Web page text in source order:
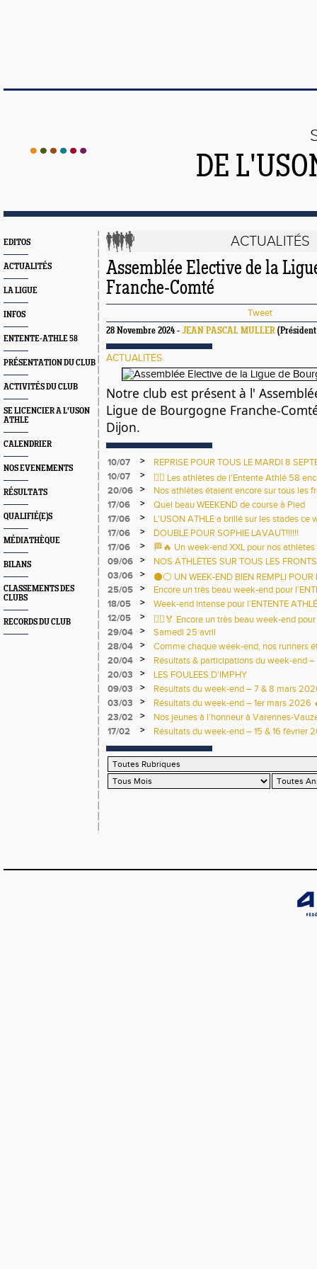
DE
EDITOS
ACTUALITÉS
LA LIGUE
INFOS
ENTENTE-ATHLE 58
PRÉSENTATION DU CLUB
ACTIVITÉS DU CLUB
SE LICENCIER A L'USON
ATHLE
CALENDRIER
NOS EVENEMENTS
RÉSULTATS
QUALIFIÉ(E)S
MÉDIATHÈQUE
BILANS
CLASSEMENTS DES
CLUBS
RECORDS DU CLUB
ACTUALITÉS
Assemblée Elective de la
Franche-Comté
Tweet
28 Novembre 2024 - JEAN PASCAL MULLER
ACTUALITES
Notre club est présent à l'
Ligue de Bourgogne Franche-
Dijon.
10/07 >
REPRISE POUR TOUS LE MARDI 8
LEO LAGRANGE.
10/07 >
🏃‍♀️ Les athlètes de l'Entente Athlé 58
terrains ce week-end ! 🏃‍♂️
20/06 >
Nos athlètes étaient encore sur tous les
la canicule ! 💙💛
17/06 >
Quel beau WEEKEND de course à Pied
17/06
>
L'USON ATHLE a brillé sur les stades ce
17/06
>
DOUBLE POUR SOPHIE LAVAUT!!!!!!
17/06
>
🏁🔥 Un week-end XXL pour nos
09/06
>
NOS ATHLÈTES SUR TOUS LES
03/06
>
⚫⚪ UN WEEK-END BIEN REMPLI POUR
25/05
>
Encore un très beau week-end pour
18/05
>
Week-end intense pour l’ENTENTE
12/05
>
🏃‍♂️🏅 Encore un très beau week-end
29/04
>
Samedi 25 avril
28/04
>
Comme chaque week-end, nos runners
20/04
>
Résultats & participations du week-end
20/03
>
LES FOULEES D'IMPHY
09/03
>
Résultats du week-end – 7 & 8 mars
03/03
>
Résultats du week-end – 1er mars 2026
23/02
>
Nos jeunes à l’honneur à Varennes-
17/02
> Résultats du week-end – 15 & 16 février